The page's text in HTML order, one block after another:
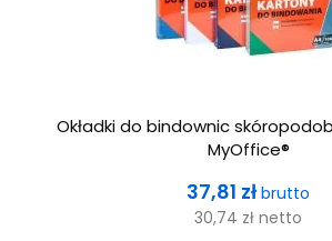
Okładki do bindownic
MyOffice®
Cena
37,81 zł brutto
30,74 zł netto